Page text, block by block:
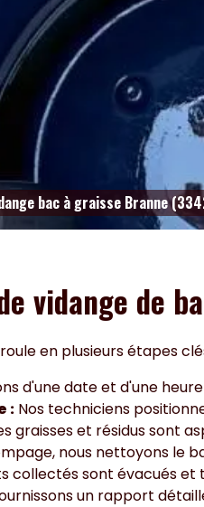
bac à graisse Branne
vidange de
en plusieurs étapes
d'une date et d'une
: Nos techniciens
graisses et résidus sont
nous nettoyons le
collectés sont évacués
un rapport